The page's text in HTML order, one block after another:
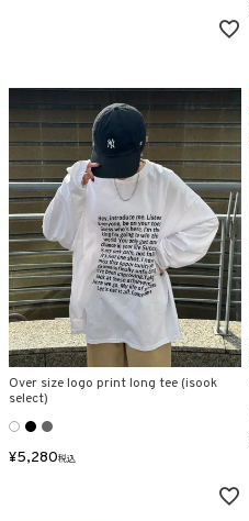
Over size logo print long tee (isook
select)
¥5,280税込